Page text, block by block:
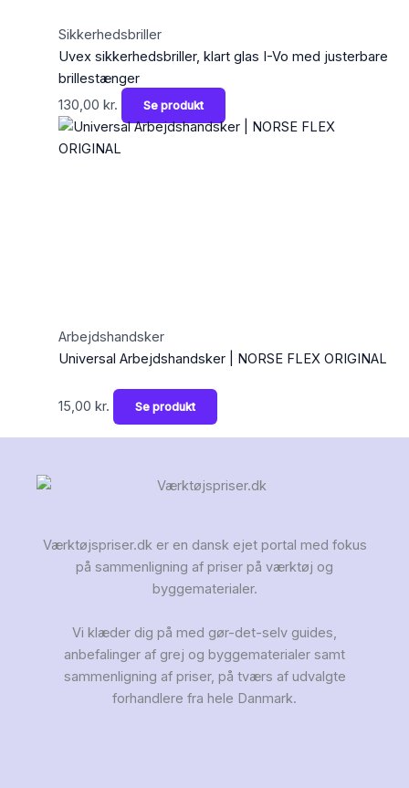
Sikkerhedsbriller
Uvex sikkerhedsbriller, klart glas I-Vo med justerbare
brillestænger
130,00 kr. Se produkt
Arbejdshandsker
Universal Arbejdshandsker | NORSE FLEX ORIGINAL
15,00 kr. Se produkt
Værktøjspriser.dk er en dansk ejet portal med fokus
på sammenligning af priser på værktøj og
byggematerialer.
Vi klæder dig på med gør-det-selv guides,
anbefalinger af grej og byggematerialer samt
sammenligning af priser, på tværs af udvalgte
forhandlere fra hele Danmark.